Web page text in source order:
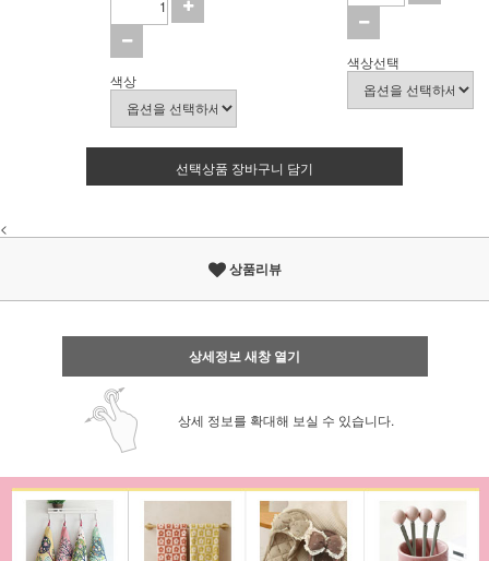
색상
색상선택
선택상품 장바구니 담기
<
상품리뷰
상세정보 새창 열기
상세 정보를 확대해 보실 수 있습니다.